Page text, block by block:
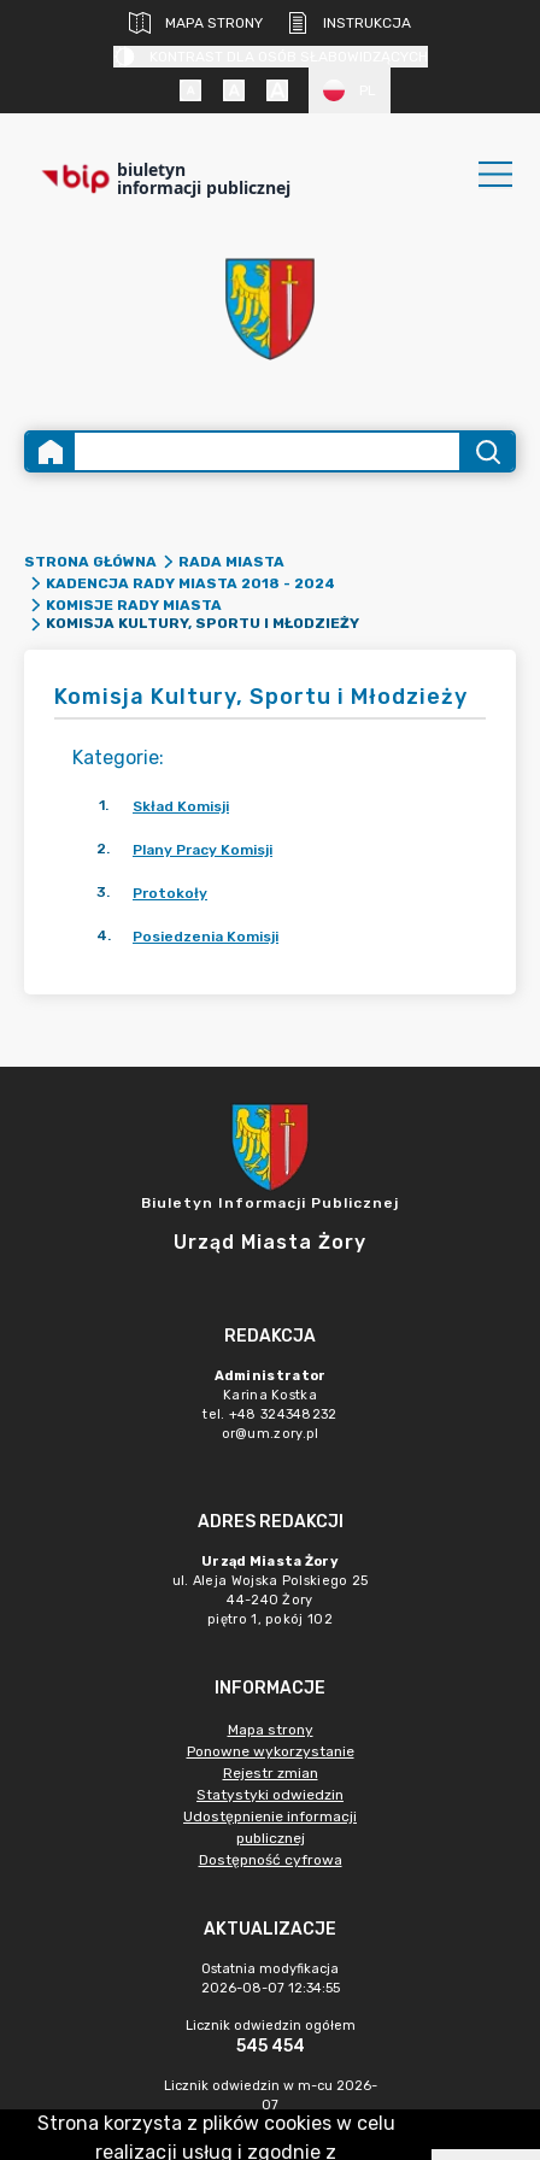
MAPA STRONY
INSTRUKCJA
biuletyn
informacji publicznej
STRONA GŁÓWNA
RADA MIASTA
KADENCJA RADY MIASTA 2018 - 2024
KOMISJE RADY MIASTA
KOMISJA KULTURY, SPORTU I MŁODZIEŻY
Komisja Kultury, Sportu i Młodzieży
Kategorie:
1. Skład Komisji
2. Plany Pracy Komisji
3. Protokoły
4. Posiedzenia Komisji
Biuletyn Informacji Publicznej
Urząd Miasta Żory
REDAKCJA
Administrator
Karina Kostka
tel. +48 324348232
or@um.zory.pl
ADRES REDAKCJI
Urząd Miasta Żory
ul. Aleja Wojska Polskiego 25
44-240 Żory
piętro 1, pokój 102
INFORMACJE
Mapa strony
Ponowne wykorzystanie
Rejestr zmian
Statystyki odwiedzin
Udostępnienie informacji
publicznej
Dostępność cyfrowa
AKTUALIZACJE
Ostatnia modyfikacja
2026-08-07 12:34:55
Licznik odwiedzin ogółem
545 454
Licznik odwiedzin w m-cu 2026-
07
1 470
Strona korzysta z plików cookies w celu
realizacji usług i zgodnie z